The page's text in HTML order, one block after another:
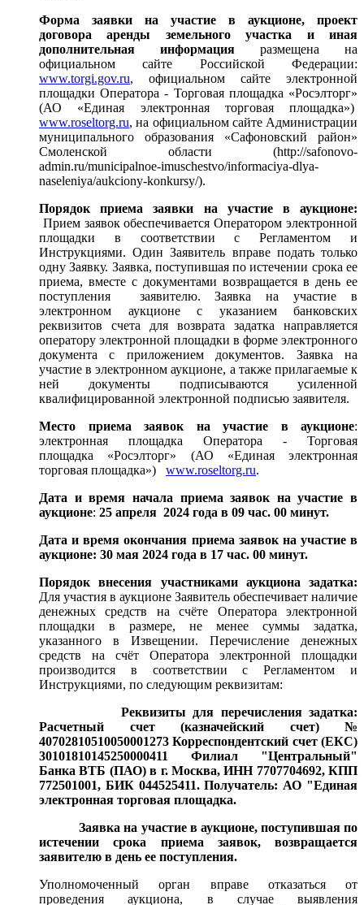
Форма заявки на участие в аукционе, проект
договора аренды земельного участка и иная
дополнительная информация размещена на
официальном сайте Российской Федерации:
www.torgi.gov.ru, официальном сайте электронной
площадки Оператора - Торговая площадка «Росэлторг»
(АО «Единая электронная торговая площадка»)
www.roseltorg.ru, на официальном сайте Администрации
муниципального образования «Сафоновский район»
Смоленской области (http://safonovo-
admin.ru/municipalnoe-imuschestvo/informaciya-dlya-
naseleniya/aukciony-konkursy/).
Порядок приема заявки на участие в аукционе:
Прием заявок обеспечивается Оператором электронной
площадки в соответствии с Регламентом и
Инструкциями. Один Заявитель вправе подать только
одну Заявку. Заявка, поступившая по истечении срока ее
приема, вместе с документами возвращается в день ее
поступления заявителю. Заявка на участие в
электронном аукционе с указанием банковских
реквизитов счета для возврата задатка направляется
оператору электронной площадки в форме электронного
документа с приложением документов. Заявка на
участие в электронном аукционе, а также прилагаемые к
ней документы подписываются усиленной
квалифицированной электронной подписью заявителя.
Место приема заявок на участие в аукционе:
электронная площадка Оператора - Торговая
площадка «Росэлторг» (АО «Единая электронная
торговая площадка») www.roseltorg.ru.
Дата и время начала приема заявок на участие в
аукционе: 25 апреля 2024 года в 09 час. 00 минут.
Дата и время окончания приема заявок на участие в
аукционе: 30 мая 2024 года в 17 час. 00 минут.
Порядок внесения участниками аукциона задатка:
Для участия в аукционе Заявитель обеспечивает наличие
денежных средств на счёте Оператора электронной
площадки в размере, не менее суммы задатка,
указанного в Извещении. Перечисление денежных
средств на счёт Оператора электронной площадки
производится в соответствии с Регламентом и
Инструкциями, по следующим реквизитам:
Реквизиты для перечисления задатка:
Расчетный счет (казначейский счет) №
40702810510050001273 Корреспондентский счет (ЕКС)
30101810145250000411 Филиал "Центральный"
Банка ВТБ (ПАО) в г. Москва, ИНН 7707704692, КПП
772501001, БИК 044525411. Получатель: АО "Единая
электронная торговая площадка.
Заявка на участие в аукционе, поступившая по
истечении срока приема заявок, возвращается
заявителю в день ее поступления.
Уполномоченный орган вправе отказаться от
проведения аукциона, в случае выявления